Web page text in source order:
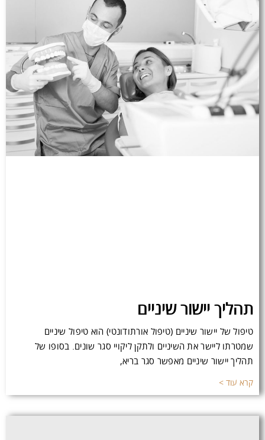
תהליך יישור שיניים
טיפול של יישור שיניים (טיפול אורתודונטי) הוא טיפול שיניים
שמטרתו ליישר את השיניים ולתקן ליקויי סגר שונים. בסופו של
תהליך יישור שיניים מאפשר סגר בריא,
קרא עוד >